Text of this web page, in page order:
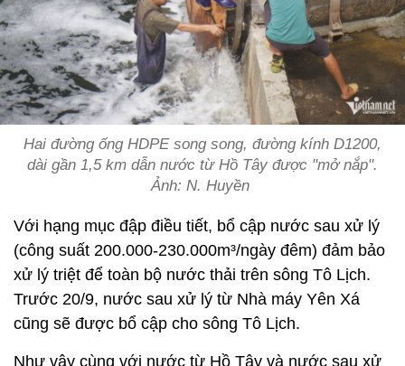
Hai đường ống HDPE song song, đường kính D1200,
dài gần 1,5 km dẫn nước từ Hồ Tây được "mở nắp".
Ảnh: N. Huyền
Với hạng mục đập điều tiết, bổ cập nước sau xử lý
(công suất 200.000-230.000m³/ngày đêm) đảm bảo
xử lý triệt để toàn bộ nước thải trên sông Tô Lịch.
Trước 20/9, nước sau xử lý từ Nhà máy Yên Xá
cũng sẽ được bổ cập cho sông Tô Lịch.
Như vậy cùng với nước từ Hồ Tây và nước sau xử